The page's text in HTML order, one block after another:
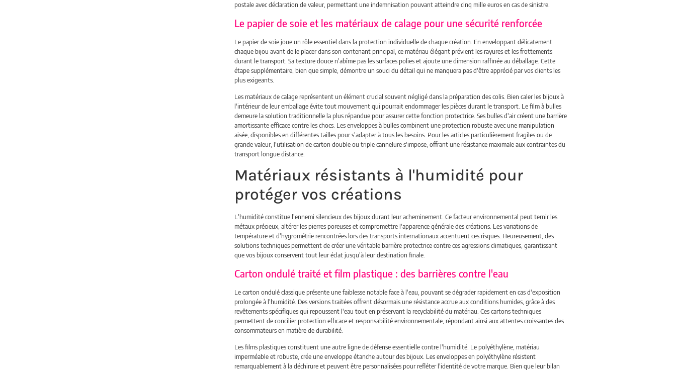
postale avec déclaration de valeur, permettant une indemnisation pouvant atteindre cinq mille euros en cas de sinistre.
Le papier de soie et les matériaux de calage pour une sécurité renforcée
Le papier de soie joue un rôle essentiel dans la protection individuelle de chaque création. En enveloppant délicatement
chaque bijou avant de le placer dans son contenant principal, ce matériau élégant prévient les rayures et les frottements
durant le transport. Sa texture douce n'abîme pas les surfaces polies et ajoute une dimension raffinée au déballage. Cette
étape supplémentaire, bien que simple, démontre un souci du détail qui ne manquera pas d'être apprécié par vos clients les
plus exigeants.
Les matériaux de calage représentent un élément crucial souvent négligé dans la préparation des colis. Bien caler les bijoux à
l'intérieur de leur emballage évite tout mouvement qui pourrait endommager les pièces durant le transport. Le film à bulles
demeure la solution traditionnelle la plus répandue pour assurer cette fonction protectrice. Ses bulles d'air créent une barrière
amortissante efficace contre les chocs. Les enveloppes à bulles combinent une protection robuste avec une manipulation
aisée, disponibles en différentes tailles pour s'adapter à tous les besoins. Pour les articles particulièrement fragiles ou de
grande valeur, l'utilisation de carton double ou triple cannelure s'impose, offrant une résistance maximale aux contraintes du
transport longue distance.
Matériaux résistants à l'humidité pour
protéger vos créations
L'humidité constitue l'ennemi silencieux des bijoux durant leur acheminement. Ce facteur environnemental peut ternir les
métaux précieux, altérer les pierres poreuses et compromettre l'apparence générale des créations. Les variations de
température et d'hygrométrie rencontrées lors des transports internationaux accentuent ces risques. Heureusement, des
solutions techniques permettent de créer une véritable barrière protectrice contre ces agressions climatiques, garantissant
que vos bijoux conservent tout leur éclat jusqu'à leur destination finale.
Carton ondulé traité et film plastique : des barrières contre l'eau
Le carton ondulé classique présente une faiblesse notable face à l'eau, pouvant se dégrader rapidement en cas d'exposition
prolongée à l'humidité. Des versions traitées offrent désormais une résistance accrue aux conditions humides, grâce à des
revêtements spécifiques qui repoussent l'eau tout en préservant la recyclabilité du matériau. Ces cartons techniques
permettent de concilier protection efficace et responsabilité environnementale, répondant ainsi aux attentes croissantes des
consommateurs en matière de durabilité.
Les films plastiques constituent une autre ligne de défense essentielle contre l'humidité. Le polyéthylène, matériau
imperméable et robuste, crée une enveloppe étanche autour des bijoux. Les enveloppes en polyéthylène résistent
remarquablement à la déchirure et peuvent être personnalisées pour refléter l'identité de votre marque. Bien que leur bilan